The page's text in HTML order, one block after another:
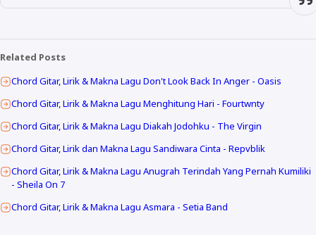
Related Posts
Chord Gitar, Lirik & Makna Lagu Don't Look Back In Anger - Oasis
Chord Gitar, Lirik & Makna Lagu Menghitung Hari - Fourtwnty
Chord Gitar, Lirik & Makna Lagu Diakah Jodohku - The Virgin
Chord Gitar, Lirik dan Makna Lagu Sandiwara Cinta - Repvblik
Chord Gitar, Lirik & Makna Lagu Anugrah Terindah Yang Pernah Kumiliki
- Sheila On 7
Chord Gitar, Lirik & Makna Lagu Asmara - Setia Band